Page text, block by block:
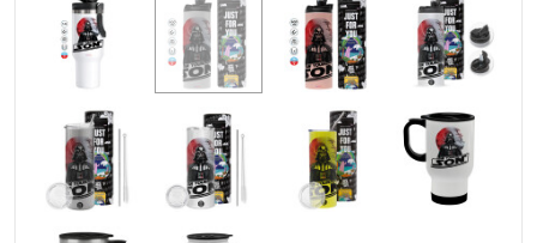
Παρατήρηση
: Τα παγούρια/θερμός με καπάκι που
διαθέτει ανοιγόμενα μέρη (στόμιο ή κουμπί).
Προσφέρουν μόνο βασική προστασία από διαρροές
και είναι πιθανό, σε πλάγια ή ανάποδη θέση, καθώς και
σε τσάντα με έντονη κίνηση, να παρουσιαστούν
διαρροές από το καπάκι.